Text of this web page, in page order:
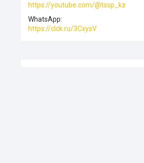
https://youtube.com/@tssp_kz
WhatsApp
https://clck.ru/3CxysV